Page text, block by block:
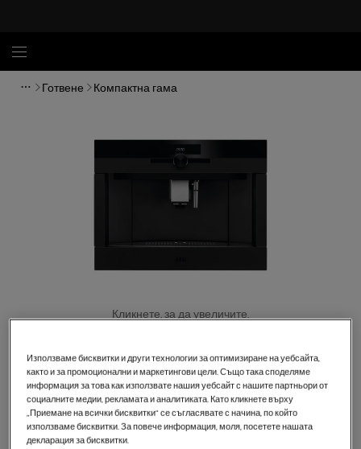
Готвене Компактна гама
Кликнете, за да увеличите.
KKK994500T
Кафе-машина за вграждане
0 (0)
Използваме бисквитки и други технологии за оптимизиране на уебсайта,
както и за промоционални и маркетингови цели. Също така споделяме
информация за това как използвате нашия уебсайт с нашите партньори от
социалните медии, рекламата и аналитиката. Като кликнете върху
„Приемане на всички бисквитки“ се съгласявате с начина, по който
използваме бисквитки. За повече информация, моля, посетете нашата
декларация за бисквитки.